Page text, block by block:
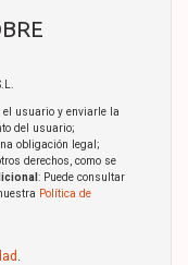
usuario y enviarle la
del usuario;
obligación legal;
derechos, como se
: Puede consultar
Política de